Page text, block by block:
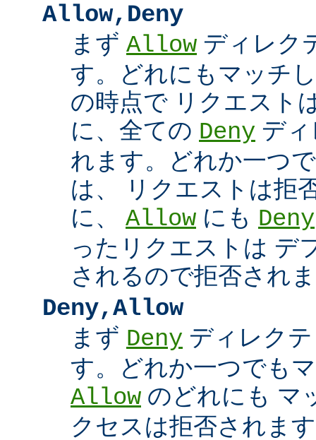
Allow,Deny
まず Allow ディレク
す。どれにもマッチ
の時点で リクエスト
に、全ての Deny デ
れます。どれか一つ
は、 リクエストは拒
に、 Allow にも Deny
ったリクエストは デ
されるので拒否され
Deny,Allow
まず Deny ディレク
す。どれか一つでも
Allow のどれにも マ
クセスは拒否されま